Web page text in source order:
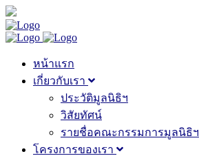
หน้าแรก
เกี่ยวกับเรา
ประวัติมูลนิธิฯ
วิสัยทัศน์
รายชื่อคณะกรรมการมูลนิธิฯ
โครงการของเรา